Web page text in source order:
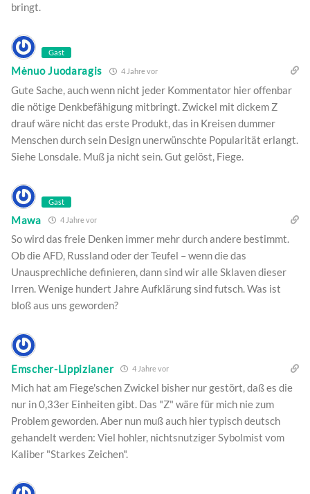
bringt.
Gast
Mėnuo Juodaragis 4 Jahre vor
Gute Sache, auch wenn nicht jeder Kommentator hier offenbar
die nötige Denkbefähigung mitbringt. Zwickel mit dickem Z
drauf wäre nicht das erste Produkt, das in Kreisen dummer
Menschen durch sein Design unerwünschte Popularität erlangt.
Siehe Lonsdale. Muß ja nicht sein. Gut gelöst, Fiege.
Gast
Mawa 4 Jahre vor
So wird das freie Denken immer mehr durch andere bestimmt.
Ob die AFD, Russland oder der Teufel – wenn die das
Unausprechliche definieren, dann sind wir alle Sklaven dieser
Irren. Wenige hundert Jahre Aufklärung sind futsch. Was ist
bloß aus uns geworden?
Emscher-Lippizianer 4 Jahre vor
Mich hat am Fiege'schen Zwickel bisher nur gestört, daß es die
nur in 0,33er Einheiten gibt. Das "Z" wäre für mich nie zum
Problem geworden. Aber nun muß auch hier typisch deutsch
gehandelt werden: Viel hohler, nichtsnutziger Sybolmist vom
Kaliber "Starkes Zeichen".